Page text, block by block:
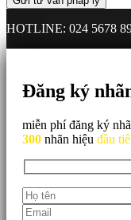
HOTLINE: 024 5678
Đăng ký
miễn phí đăng ký
300 nhãn hiệu đầu